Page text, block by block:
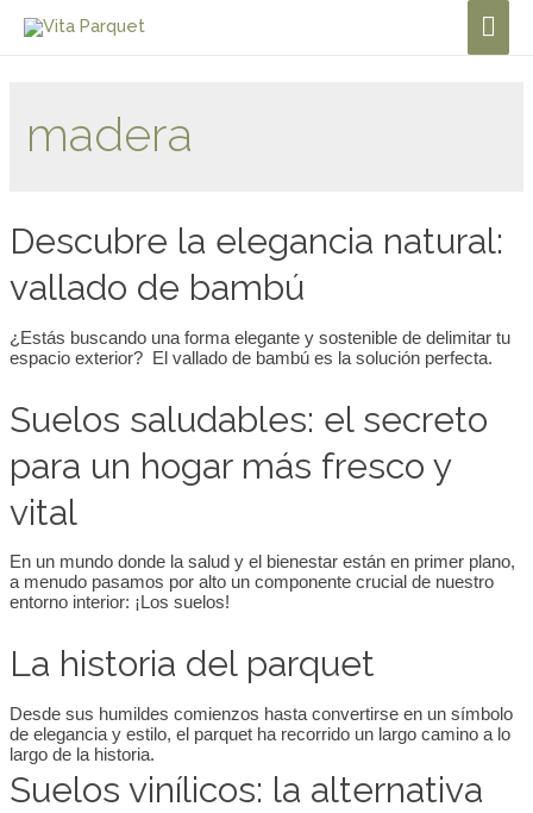
madera
Descubre la elegancia natural:
vallado de bambú
¿Estás buscando una forma elegante y sostenible de delimitar tu
espacio exterior? ​ El vallado de bambú es la solución perfecta.
Suelos saludables: el secreto
para un hogar más fresco y
vital
En un mundo donde la salud y el bienestar están en primer plano,
a menudo pasamos por alto un componente crucial de nuestro
entorno interior:​ ¡Los suelos!
La historia del parquet
Desde sus humildes comienzos hasta convertirse en un símbolo
de elegancia y estilo, el parquet ha recorrido un largo camino a lo
largo de la historia.
Suelos vinílicos: la alternativa